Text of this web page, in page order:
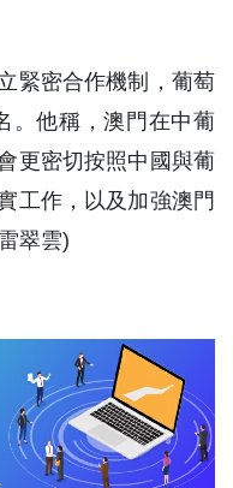
緊密合作機制，葡萄
。他稱，澳門在中葡
更密切按照中國與葡
工作，以及加強澳門
翠雲)